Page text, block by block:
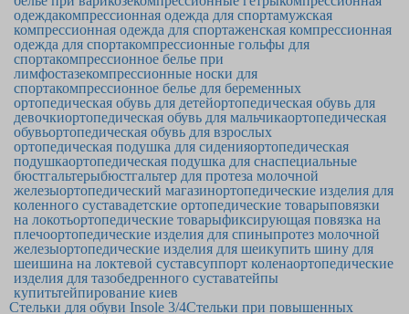
одеждакомпрессионная одежда для спортамужская
компрессионная одежда для спортаженская компрессионная
одежда для спортакомпрессионные гольфы для
спортакомпрессионное белье при
лимфостазекомпрессионные носки для
спортакомпрессионное белье для беременных
ортопедическая обувь для детейортопедическая обувь для
девочкиортопедическая обувь для мальчикаортопедическая
обувьортопедическая обувь для взрослых
ортопедическая подушка для сиденияортопедическая
подушкаортопедическая подушка для снаспециальные
бюстгальтерыбюстгальтер для протеза молочной
железыортопедический магазинортопедические изделия для
коленного суставадетские ортопедические товарыповязки
на локотьортопедические товарыфиксирующая повязка на
плечоортопедические изделия для спиныпротез молочной
железыортопедические изделия для шеикупить шину для
шеишина на локтевой суставсуппорт коленаортопедические
изделия для тазобедренного суставатейпы
купитьтейпирование киев
Стельки для обуви Insole 3/4Стельки при повышенных